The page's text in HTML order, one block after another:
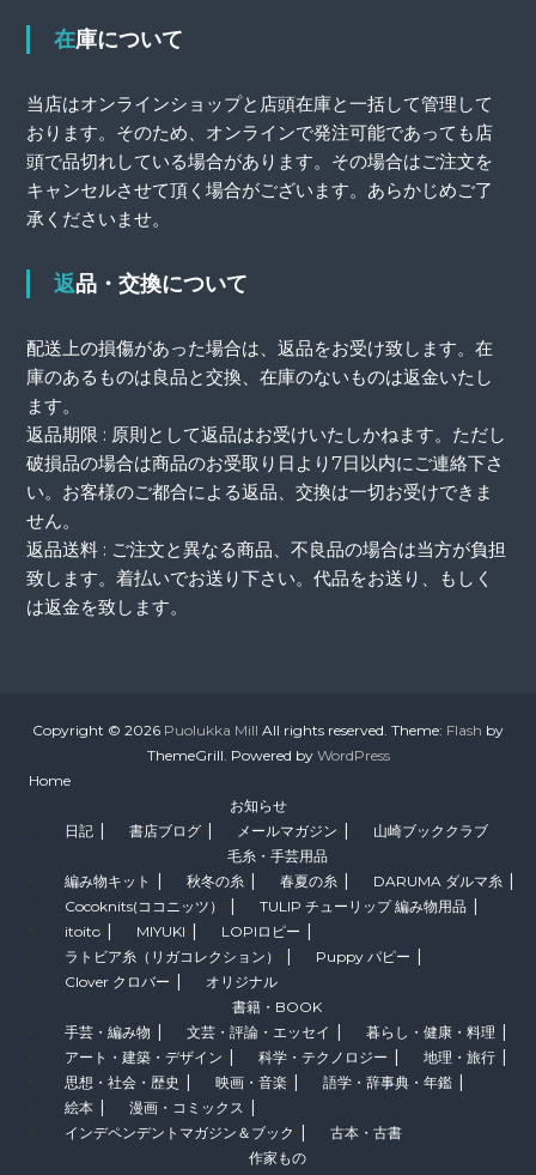
在庫について
当店はオンラインショップと店頭在庫と一括して管理して
おります。そのため、オンラインで発注可能であっても店
頭で品切れしている場合があります。その場合はご注文を
キャンセルさせて頂く場合がございます。あらかじめご了
承くださいませ。
返品・交換について
配送上の損傷があった場合は、返品をお受け致します。在
庫のあるものは良品と交換、在庫のないものは返金いたし
ます。
返品期限 : 原則として返品はお受けいたしかねます。ただし
破損品の場合は商品のお受取り日より7日以内にご連絡下さ
い。お客様のご都合による返品、交換は一切お受けできま
せん。
返品送料 : ご注文と異なる商品、不良品の場合は当方が負担
致します。着払いでお送り下さい。代品をお送り、もしく
は返金を致します。
Copyright © 2026 Puolukka Mill All rights reserved. Theme: Flash by
ThemeGrill. Powered by WordPress
Home
お知らせ
日記
書店ブログ メールマガジン
山崎ブッククラブ
毛糸・手芸用品
編み物キット
秋冬の糸 春夏の糸
DARUMA ダルマ糸
Cocoknits(ココニッツ）
TULIP チューリップ 編み物用品
itoito
MIYUKI
LOPIロピー
ラトビア糸（リガコレクション）
Puppy パピー
Clover クロバー
オリジナル
書籍・BOOK
手芸・編み物
文芸・評論・エッセイ
暮らし・健康・料理
アート・建築・デザイン
科学・テクノロジー
地理・旅行
思想・社会・歴史
映画・音楽
語学・辞事典・年鑑
絵本
漫画・コミックス
インデペンデントマガジン＆ブック
古本・古書
作家もの